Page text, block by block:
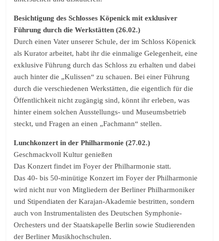
Besichtigung des Schlosses Köpenick mit exklusiver
Führung durch die Werkstätten (26.02.)
Durch einen Vater unserer Schule, der im Schloss Köpenick
als Kurator arbeitet, habt ihr die einmalige Gelegenheit, eine
exklusive Führung durch das Schloss zu erhalten und dabei
auch hinter die „Kulissen“ zu schauen. Bei einer Führung
durch die verschiedenen Werkstätten, die eigentlich für die
Öffentlichkeit nicht zugängig sind, könnt ihr erleben, was
hinter einem solchen Ausstellungs- und Museumsbetrieb
steckt, und Fragen an einen „Fachmann“ stellen.
Lunchkonzert in der Philharmonie (27.02.)
Geschmackvoll Kultur genießen
Das Konzert findet im Foyer der Philharmonie statt.
Das 40- bis 50-minütige Konzert im Foyer der Philharmonie
wird nicht nur von Mitgliedern der Berliner Philharmoniker
und Stipendiaten der Karajan-Akademie bestritten, sondern
auch von Instrumentalisten des Deutschen Symphonie-
Orchesters und der Staatskapelle Berlin sowie Studierenden
der Berliner Musikhochschulen.